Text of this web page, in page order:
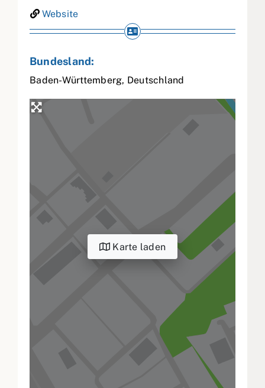
Website
Bundesland:
Baden-Württemberg, Deutschland
Karte laden